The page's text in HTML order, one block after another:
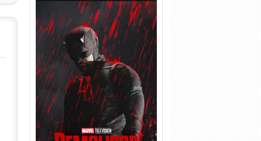
Demolidor: Renascido 2ª
Temporada (2026) WEB-DL
1080p Dual Áudio